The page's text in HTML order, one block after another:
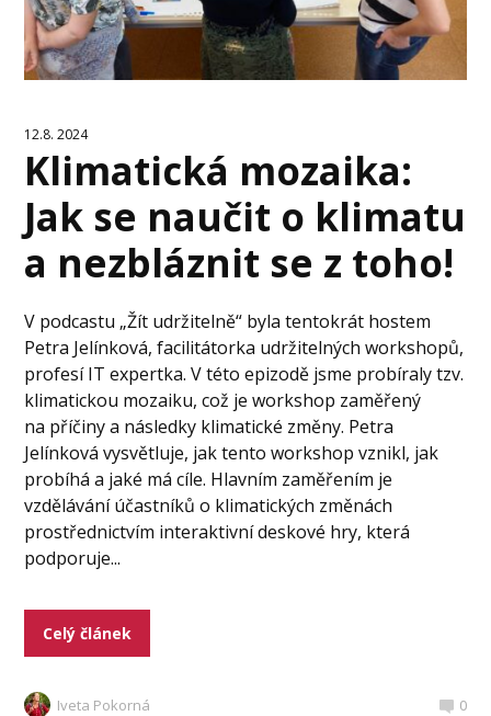
12.8. 2024
Klimatická mozaika:
Jak se naučit o klimatu
a nezbláznit se z toho!
V podcastu „Žít udržitelně“ byla tentokrát hostem
Petra Jelínková, facilitátorka udržitelných workshopů,
profesí IT expertka. V této epizodě jsme probíraly tzv.
klimatickou mozaiku, což je workshop zaměřený
na příčiny a následky klimatické změny. Petra
Jelínková vysvětluje, jak tento workshop vznikl, jak
probíhá a jaké má cíle. Hlavním zaměřením je
vzdělávání účastníků o klimatických změnách
prostřednictvím interaktivní deskové hry, která
podporuje...
Celý článek
Iveta Pokorná 0